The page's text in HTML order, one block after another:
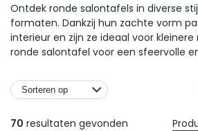
Ontdek ronde salontafels in diverse
formaten. Dankzij hun zachte vorm
interieur en zijn ze ideaal voor kleinere
ronde salontafel voor een sfeervolle
Producten
70 resultaten gevonden